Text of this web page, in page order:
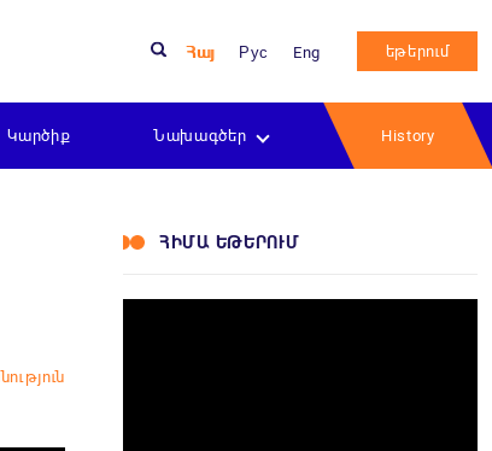
Հայ Рус Eng եթերում
Կարծիք Նախագծեր History
ՀԻՄԱ ԵԹԵՐՈՒՄ